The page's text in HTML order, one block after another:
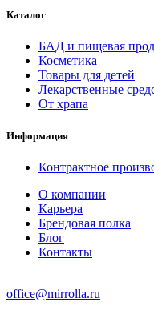
Каталог
БАД и пищевая
Косметика
Товары для детей
Лекарственные
От храпа
Информация
Контрактное
О компании
Карьера
Брендовая полка
Блог
Контакты
office@mirrolla.ru